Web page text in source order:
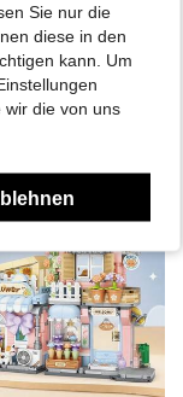
Sie nur die
diese in den
kann. Um
wir die von uns